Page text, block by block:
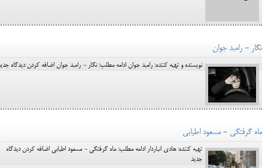
نگار - رامبد جوان
نویسنده و تهیه کننده: رامبد جوان ادامه مطلب: نگار - رامبد جوان اضافه کردن دیدگاه
ماه گرفتگی - مسعود اطیابی
تهیه کننده: هادی انباردار ادامه مطلب: ماه گرفتگی - مسعود اطیابی اضافه کردن دیدگاه
جدید